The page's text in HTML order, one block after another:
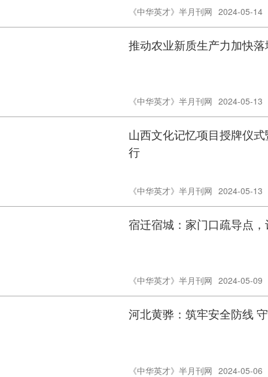
《中华英才》半月刊网 2024-05-14
推动农业新质生产力加快落
《中华英才》半月刊网 2024-05-13
山西文化记忆项目授牌仪
行
《中华英才》半月刊网 2024-05-13
宿迁宿城：家门口疏导点
《中华英才》半月刊网 2024-05-09
河北
《中华英才》半月刊网 2024-05-06